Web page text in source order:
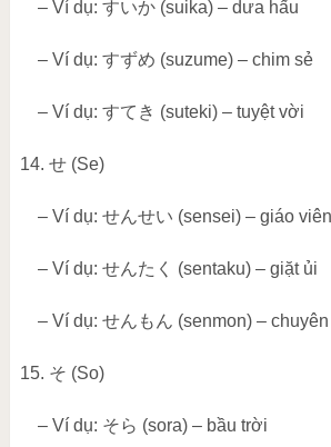
– Ví dụ: すいか(suika) – dưa hấu
– Ví dụ: すずめ (suzume) – chim sẻ
– Ví dụ: すてき (suteki) – tuyệt vời
14. せ(Se)
– Ví dụ: せんせい (sensei) – giáo viên
– Ví dụ: せんたく (sentaku) – giặt ủi
– Ví dụ: せんもん (senmon) –
15. そ (So)
– Ví dụ: そら (sora) – bầu trời